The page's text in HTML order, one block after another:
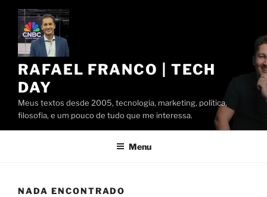
Pular
conteúdo
RAFAEL FRANCO | TECH
DAY
Meus textos desde 2005, tecnologia, marketing, política,
filosofia, e um pouco de tudo que me interessa.
Menu
NADA ENCONTRADO